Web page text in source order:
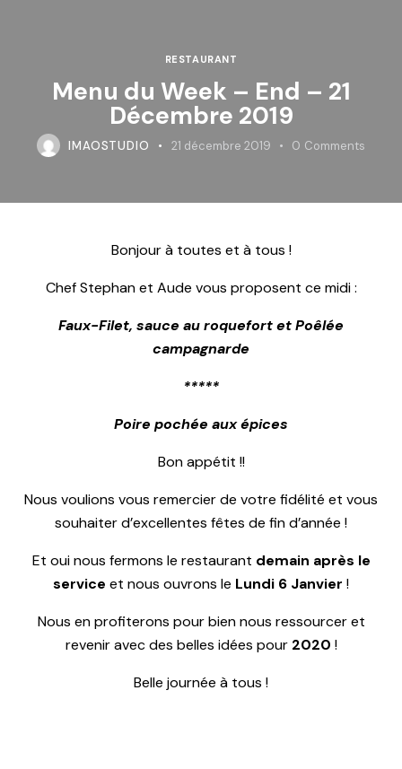
RESTAURANT
Menu du Week – End – 21
Décembre 2019
IMAOSTUDIO 21 décembre 2019 0 Comments
Bonjour à toutes et à tous !
Chef Stephan et Aude vous proposent ce midi :
Faux-Filet, sauce au roquefort et Poêlée
campagnarde
*****
Poire pochée aux épices
Bon appétit !!
Nous voulions vous remercier de votre fidélité et vous
souhaiter d’excellentes fêtes de fin d’année !
Et oui nous fermons le restaurant demain après le
service et nous ouvrons le Lundi 6 Janvier !
Nous en profiterons pour bien nous ressourcer et
revenir avec des belles idées pour 2020 !
Belle journée à tous !